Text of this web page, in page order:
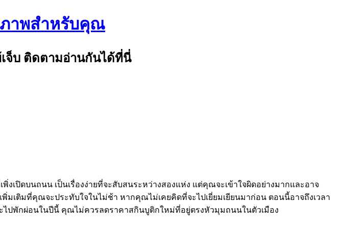
าพสำหรับคุณ
จ็บ ติดตามอ่านกันได้ที่นี่
เปิดบนถนน เป็นเรื่องง่ายที่จะสับสนระหว่างสองแห่ง แต่คุณจะเข้าใจผิดอย่างมากและอาจ
ติมที่คุณจะประทับใจในไม่ช้า หากคุณไม่เคยคิดที่จะไปเยี่ยมเยียนมาก่อน ตอนนี้อาจถึงเวลา
ปพักผ่อนในปีนี้ คุณไม่ควรลดราคาสกินบูติกใหม่ที่อยู่ตรงหัวมุมถนนในตัวเมือง